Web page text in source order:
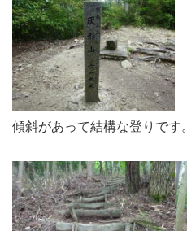
傾斜があって結構な登りです。